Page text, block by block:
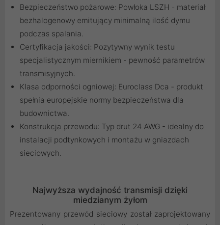
Bezpieczeństwo pożarowe: Powłoka LSZH - materiał
bezhalogenowy emitujący minimalną ilość dymu
podczas spalania.
Certyfikacja jakości: Pozytywny wynik testu
specjalistycznym miernikiem - pewność parametrów
transmisyjnych.
Klasa odporności ogniowej: Euroclass Dca - produkt
spełnia europejskie normy bezpieczeństwa dla
budownictwa.
Konstrukcja przewodu: Typ drut 24 AWG - idealny do
instalacji podtynkowych i montażu w gniazdach
sieciowych.
Najwyższa wydajność transmisji dzięki
miedzianym żyłom
Prezentowany przewód sieciowy został zaprojektowany